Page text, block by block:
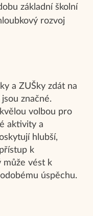
základní školní
rozvoj
a ZUŠky zdát na
značné.
volbou pro
aktivity a
hlubší,
k
může vést k
úspěchu.